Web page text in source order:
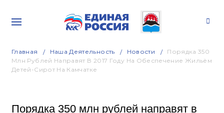
Главная Наша Деятельность Новости
Порядка 350
Млн Рублей Направят В 2017 Году На Обеспечение Жильём
Детей-Сирот На Камчатке
Порядка 350 млн рублей направят в